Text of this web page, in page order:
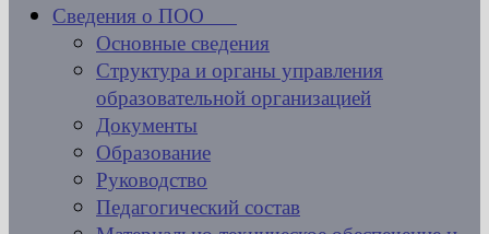
Сведения о ПОО
Основные сведения
Структура и органы управления
образовательной организацией
Документы
Образование
Руководство
Педагогический состав